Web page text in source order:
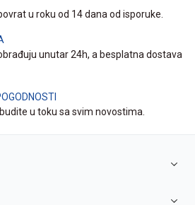
u roku od 14 dana od isporuke.
unutar 24h, a besplatna dostava
u toku sa svim novostima.